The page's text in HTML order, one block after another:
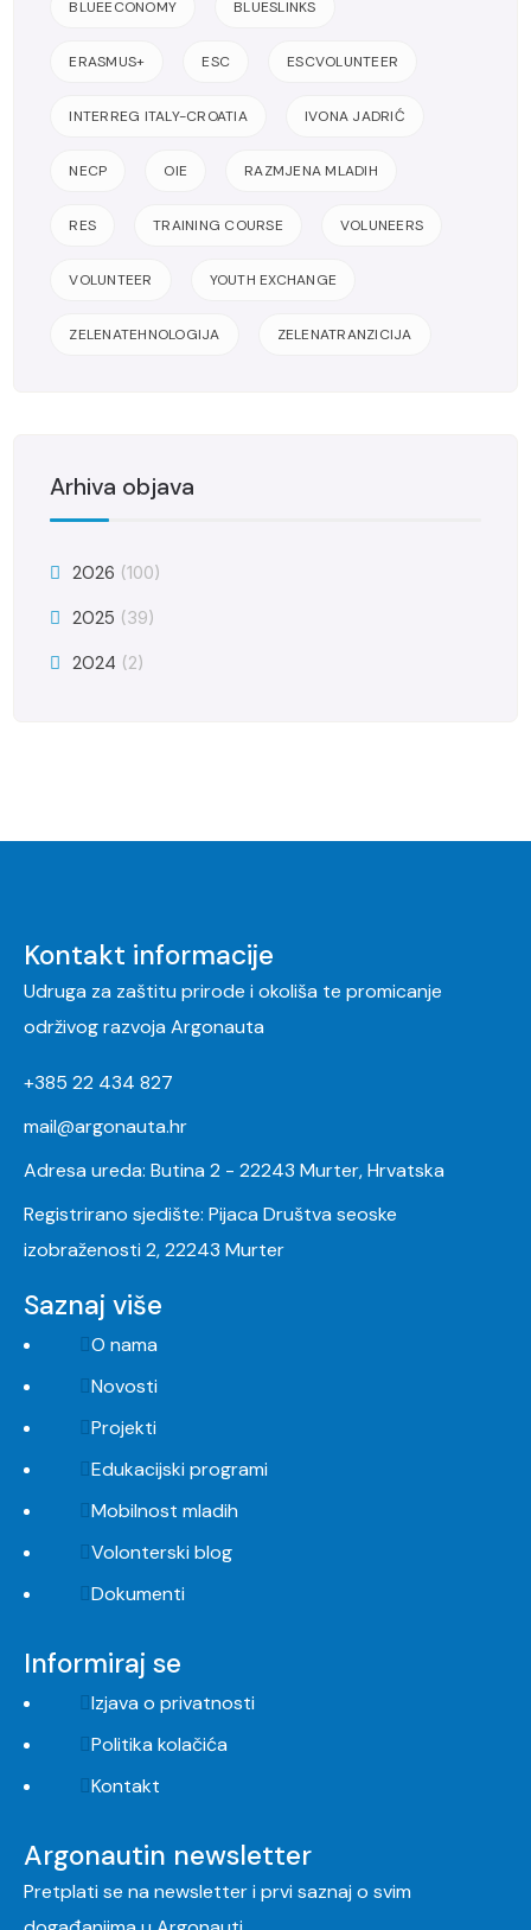
BLUEECONOMY BLUESLINKS
ERASMUS+ ESC ESCVOLUNTEER
INTERREG ITALY-CROATIA IVONA JADRIĆ
NECP OIE RAZMJENA MLADIH
RES TRAINING COURSE VOLUNEERS
VOLUNTEER YOUTH EXCHANGE
ZELENATEHNOLOGIJA ZELENATRANZICIJA
Arhiva objava
2026 (100)
2025 (39)
2024 (2)
Kontakt informacije
Udruga za zaštitu prirode i okoliša te promicanje
održivog razvoja Argonauta
+385 22 434 827
mail@argonauta.hr
Adresa ureda: Butina 2 - 22243 Murter, Hrvatska
Registrirano sjedište: Pijaca Društva seoske
izobraženosti 2, 22243 Murter
Saznaj više
O nama
Novosti
Projekti
Edukacijski programi
Mobilnost mladih
Volonterski blog
Dokumenti
Informiraj se
Izjava o privatnosti
Politika kolačića
Kontakt
Argonautin newsletter
Pretplati se na newsletter i prvi saznaj o svim